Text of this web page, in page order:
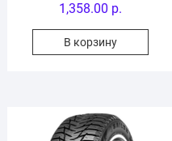
1,358.00 р.
В корзину